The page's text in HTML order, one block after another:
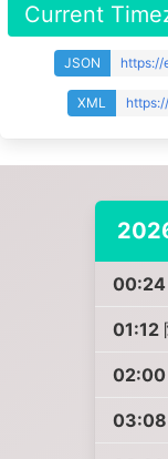
Current
JSON https://
XML
00:24
01:12
02:00
03:08